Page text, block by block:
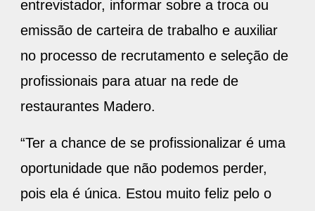
emissão de carteira de trabalho e auxiliar
no processo de recrutamento e seleção de
profissionais para atuar na rede de
restaurantes Madero.
oportunidade que não podemos perder,
pois ela é única. Estou muito feliz pelo o
que a Prefeitura está proporcionando para